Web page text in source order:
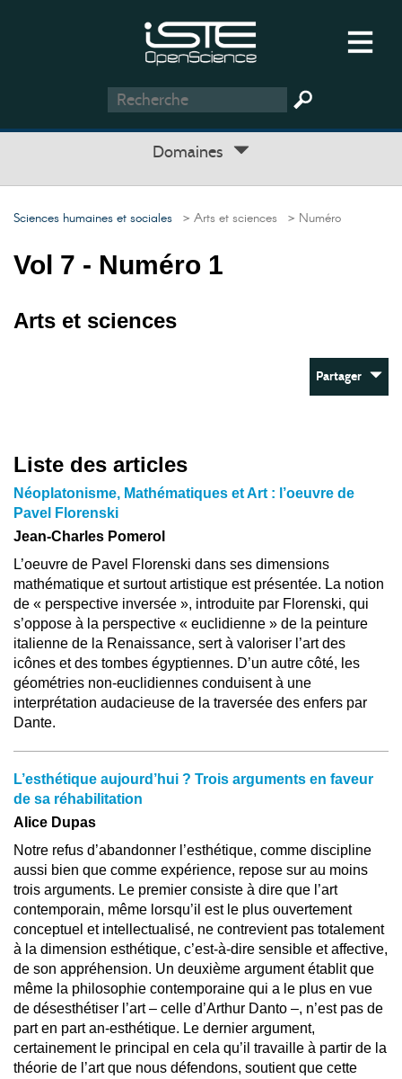
Domaines
Sciences humaines et sociales > Arts et sciences > Numéro
Vol 7 - Numéro 1
Arts et sciences
Partager
Liste des articles
Néoplatonisme, Mathématiques et Art : l’oeuvre de
Pavel Florenski
Jean-Charles Pomerol
L’oeuvre de Pavel Florenski dans ses dimensions
mathématique et surtout artistique est présentée. La notion
de « perspective inversée », introduite par Florenski, qui
s’oppose à la perspective « euclidienne » de la peinture
italienne de la Renaissance, sert à valoriser l’art des
icônes et des tombes égyptiennes. D’un autre côté, les
géométries non-euclidiennes conduisent à une
interprétation audacieuse de la traversée des enfers par
Dante.
L’esthétique aujourd’hui ? Trois arguments en faveur
de sa réhabilitation
Alice Dupas
Notre refus d’abandonner l’esthétique, comme discipline
aussi bien que comme expérience, repose sur au moins
trois arguments. Le premier consiste à dire que l’art
contemporain, même lorsqu’il est le plus ouvertement
conceptuel et intellectualisé, ne contrevient pas totalement
à la dimension esthétique, c’est-à-dire sensible et affective,
de son appréhension. Un deuxième argument établit que
même la philosophie contemporaine qui a le plus en vue
de désesthétiser l’art – celle d’Arthur Danto –, n’est pas de
part en part an-esthétique. Le dernier argument,
certainement le principal en cela qu’il travaille à partir de la
théorie de l’art que nous défendons, soutient que cette